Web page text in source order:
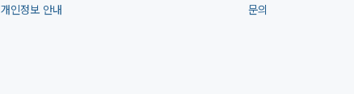
개인정보 안내 문의